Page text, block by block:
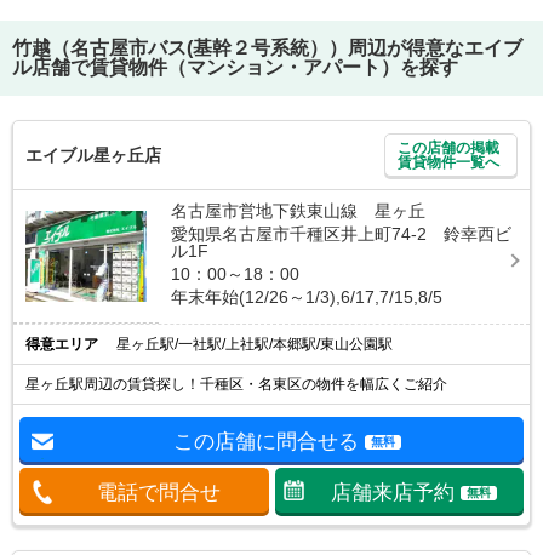
竹越（名古屋市バス(基幹２号系統））
周辺が得意なエイブ
ル店舗で賃貸物件（マンション・アパート）を探す
エイブル星ヶ丘店
この店舗の掲載
賃貸物件一覧へ
名古屋市営地下鉄東山線 星ヶ丘
愛知県名古屋市千種区井上町74-2 鈴幸西ビ
ル1F
10：00～18：00
年末年始(12/26～1/3),6/17,7/15,8/5
得意エリア 星ヶ丘駅/一社駅/上社駅/本郷駅/東山公園駅
星ヶ丘駅周辺の賃貸探し！千種区・名東区の物件を幅広くご紹介
この店舗に問合せる 無料
電話で問合せ 店舗来店予約 無料